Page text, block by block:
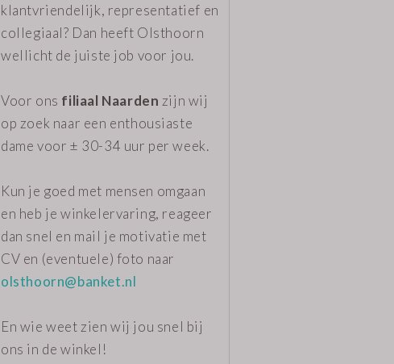
klantvriendelijk, representatief en
collegiaal? Dan heeft Olsthoorn
wellicht de juiste job voor jou.
Voor ons filiaal Naarden zijn wij
op zoek naar een enthousiaste
dame voor ± 30-34 uur per week.
Kun je goed met mensen omgaan
en heb je winkelervaring, reageer
dan snel en mail je motivatie met
CV en (eventuele) foto naar
olsthoorn@banket.nl
En wie weet zien wij jou snel bij
ons in de winkel!